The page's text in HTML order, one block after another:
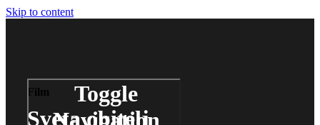
Skip to content
Toggle
Film
Sveta obitelj